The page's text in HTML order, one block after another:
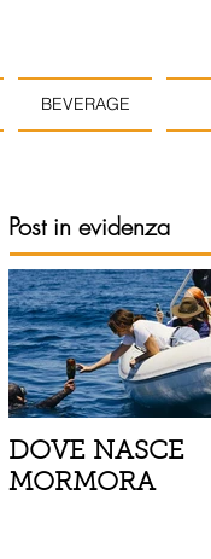
BEVERAGE
Post in evidenza
DOVE NASCE
MORMORA